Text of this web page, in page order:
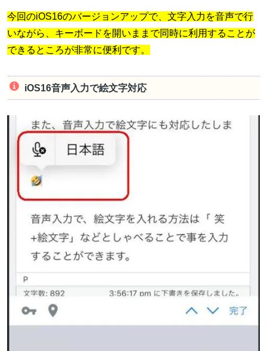
今回のiOS16のバージョンアップで、文字入力を音声で行
いながら、キーボードを開いままで同時に利用することが
できるところが非常に便利です。
iOS16音声入力で絵文字対応